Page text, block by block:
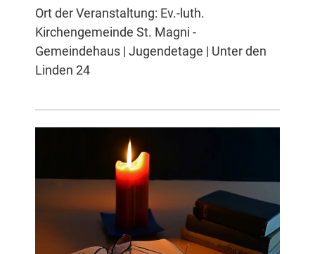
Ort der Veranstaltung: Ev.-luth.
Kirchengemeinde St. Magni -
Gemeindehaus | Jugendetage | Unter den
Linden 24